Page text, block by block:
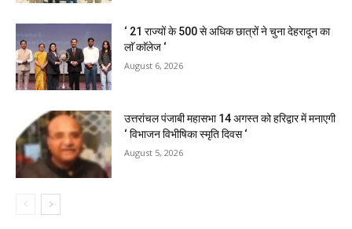
‘ 21 राज्यों के 500 से अधिक छात्रों ने चुना देहरादून का
लाॅ काॅलेज ‘
August 6, 2026
उत्तरांचल पंजाबी महासभा 14 अगस्त को हरिद्वार में मनाएगी
‘ विभाजन विभीषिका स्मृति दिवस ‘
August 5, 2026